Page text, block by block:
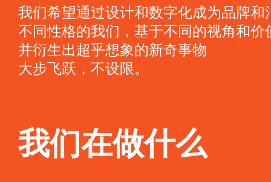
我们希望通过设计和数字化成为品牌
不同性格的我们，基于不同的视角和价
并衍生出超乎想象的新奇事物
大步飞跃，不设限。
我们在做什么